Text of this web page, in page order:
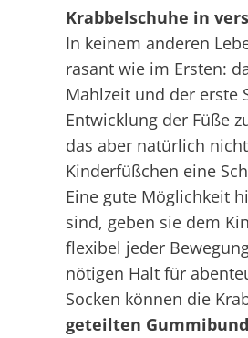
Krabbelschuhe in
In keinem anderen
rasant wie im Ersten:
Mahlzeit und der erste
Entwicklung der Füße
das aber natürlich
Kinderfüßchen eine
Eine gute Möglichkeit
sind, geben sie dem
flexibel jeder
nötigen Halt für
Socken können die
geteilten